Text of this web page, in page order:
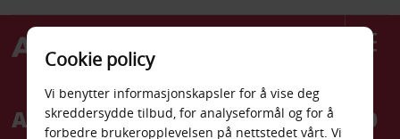
Avis på veien mot netto null 2050
Cookie policy
Vi benytter informasjonskapsler for å vise deg
skreddersydde tilbud, for analyseformål og for å
forbedre brukeropplevelsen på nettstedet vårt. Vi